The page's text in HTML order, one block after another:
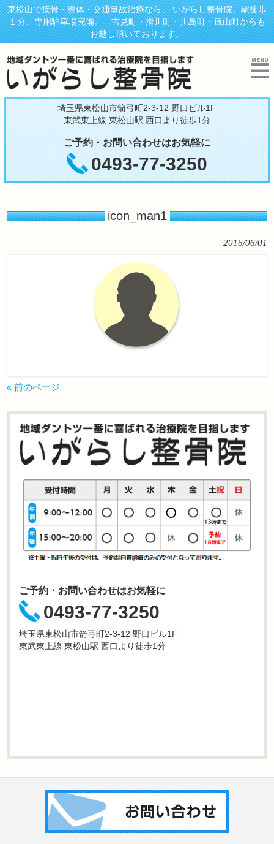
東松山で接骨・整体・交通事故治療なら、 いがらし整骨院。駅徒歩
１分、専用駐車場完備。 吉見町・滑川町・川島町・嵐山町からも
お越し頂いております。
埼玉県東松山市箭弓町2-3-12 野口ビル1F
東武東上線 東松山駅 西口より徒歩1分
ご予約・お問い合わせはお気軽に
0493-77-3250
icon_man1
2016/06/01
« 前のページ
ご予約・お問い合わせはお気軽に
0493-77-3250
埼玉県東松山市箭弓町2-3-12 野口ビル1F
東武東上線 東松山駅 西口より徒歩1分